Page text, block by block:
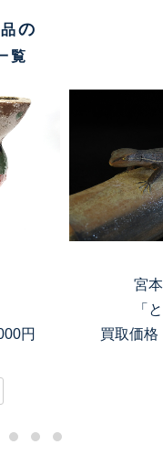
の
覧
円
宮
「
買取価格